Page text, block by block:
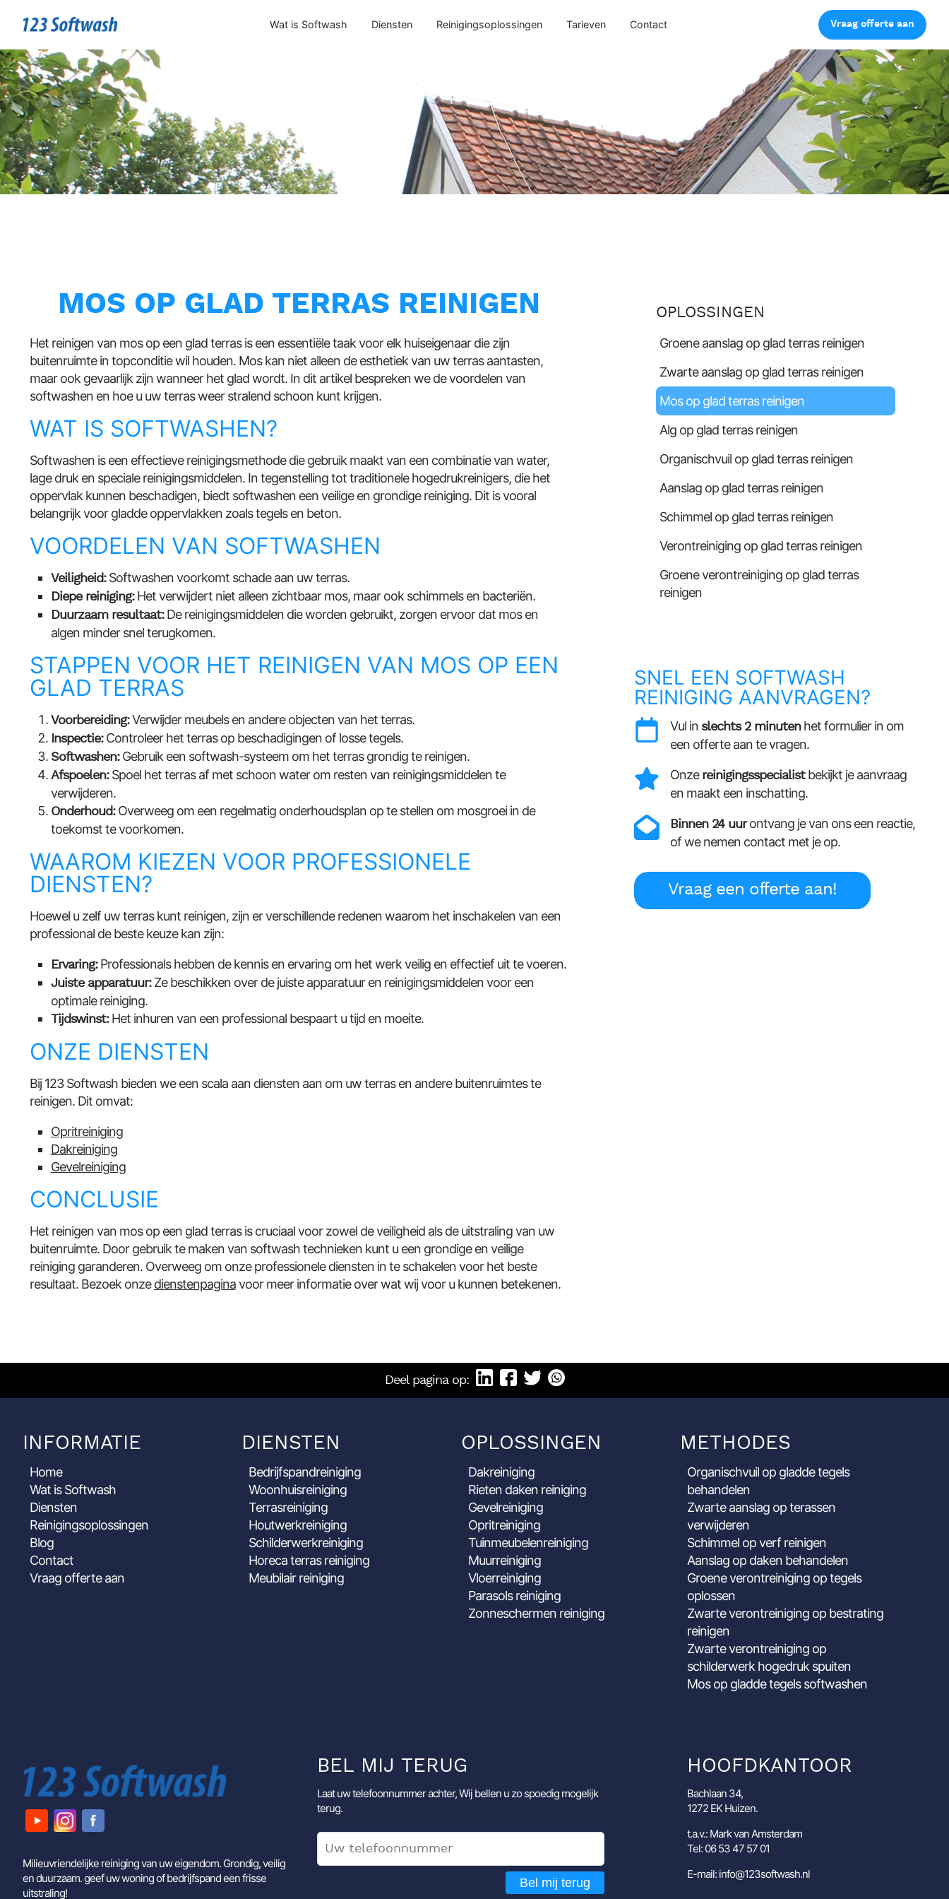
Wat is Softwash Diensten Reinigingsoplossingen Tarieven Contact Vraag offerte aan
MOS OP GLAD TERRAS REINIGEN
Het reinigen van mos op een glad terras is een essentiële taak voor elk huiseigenaar die zijn
buitenruimte in topconditie wil houden. Mos kan niet alleen de esthetiek van uw terras aantasten,
maar ook gevaarlijk zijn wanneer het glad wordt. In dit artikel bespreken we de voordelen van
softwashen en hoe u uw terras weer stralend schoon kunt krijgen.
WAT IS SOFTWASHEN?
Softwashen is een effectieve reinigingsmethode die gebruik maakt van een combinatie van water,
lage druk en speciale reinigingsmiddelen. In tegenstelling tot traditionele hogedrukreinigers, die het
oppervlak kunnen beschadigen, biedt softwashen een veilige en grondige reiniging. Dit is vooral
belangrijk voor gladde oppervlakken zoals tegels en beton.
VOORDELEN VAN SOFTWASHEN
Veiligheid:Softwashen voorkomt schade aan uw terras.
Diepe reiniging:Het verwijdert niet alleen zichtbaar mos, maar ook schimmels en bacteriën.
Duurzaam resultaat:De reinigingsmiddelen die worden gebruikt, zorgen ervoor dat mos en
algen minder snel terugkomen.
STAPPEN VOOR HET REINIGEN VAN MOS OP EEN
GLAD TERRAS
Voorbereiding:Verwijder meubels en andere objecten van het terras.
Inspectie:Controleer het terras op beschadigingen of losse tegels.
Softwashen:Gebruik een softwash-systeem om het terras grondig te reinigen.
Afspoelen:Spoel het terras af met schoon water om resten van reinigingsmiddelen te
verwijderen.
Onderhoud:Overweeg om een regelmatig onderhoudsplan op te stellen om mosgroei in de
toekomst te voorkomen.
WAAROM KIEZEN VOOR PROFESSIONELE
DIENSTEN?
Hoewel u zelf uw terras kunt reinigen, zijn er verschillende redenen waarom het inschakelen van een
professional de beste keuze kan zijn:
Ervaring:Professionals hebben de kennis en ervaring om het werk veilig en effectief uit te voeren.
Juiste apparatuur:Ze beschikken over de juiste apparatuur en reinigingsmiddelen voor een
optimale reiniging.
Tijdswinst:Het inhuren van een professional bespaart u tijd en moeite.
ONZE DIENSTEN
Bij 123 Softwash bieden we een scala aan diensten aan om uw terras en andere buitenruimtes te
reinigen. Dit omvat:
Opritreiniging
Dakreiniging
Gevelreiniging
CONCLUSIE
Het reinigen van mos op een glad terras is cruciaal voor zowel de veiligheid als de uitstraling van uw
buitenruimte. Door gebruik te maken van softwash technieken kunt u een grondige en veilige
reiniging garanderen. Overweeg om onze professionele diensten in te schakelen voor het beste
resultaat. Bezoek onzedienstenpaginavoor meer informatie over wat wij voor u kunnen betekenen.
OPLOSSINGEN
Groene aanslag op glad terras reinigen
Zwarte aanslag op glad terras reinigen
Mos op glad terras reinigen
Alg op glad terras reinigen
Organischvuil op glad terras reinigen
Aanslag op glad terras reinigen
Schimmel op glad terras reinigen
Verontreiniging op glad terras reinigen
Groene verontreiniging op glad terras
reinigen
SNEL EEN SOFTWASH
REINIGING AANVRAGEN?
Vul in slechts 2 minutenhet formulier in om
een offerte aan te vragen.
Onzereinigingsspecialistbekijkt je aanvraag
en maakt een inschatting.
Binnen 24 uurontvang je van ons een reactie,
of we nemen contact met je op.
Vraag een offerte aan!
Deel pagina op:
INFORMATIE
Home
Wat is Softwash
Diensten
Reinigingsoplossingen
Blog
Contact
Vraag offerte aan
DIENSTEN
Bedrijfspandreiniging
Woonhuisreiniging
Terrasreiniging
Houtwerkreiniging
Schilderwerkreiniging
Horeca terras reiniging
Meubilair reiniging
OPLOSSINGEN
Dakreiniging
Rieten daken reiniging
Gevelreiniging
Opritreiniging
Tuinmeubelenreiniging
Muurreiniging
Vloerreiniging
Parasols reiniging
Zonneschermen reiniging
METHODES
Organischvuil op gladde tegels
behandelen
Zwarte aanslag op terassen
verwijderen
Schimmel op verf reinigen
Aanslag op daken behandelen
Groene verontreiniging op tegels
oplossen
Zwarte verontreiniging op bestrating
reinigen
Zwarte verontreiniging op
schilderwerk hogedruk spuiten
Mos op gladde tegels softwashen
Milieuvriendelijke reiniging van uw eigendom. Grondig, veilig
en duurzaam. geef uw woning of bedrijfspand een frisse
uitstraling!
BEL MIJ TERUG
Laat uw telefoonnummer achter, Wij bellen u zo spoedig mogelijk
terug.
Bel mij terug
HOOFDKANTOOR
Bachlaan 34,
1272 EK Huizen.
t.a.v.: Mark van Amsterdam
Tel: 06 53 47 57 01
E-mail: info@123softwash.nl